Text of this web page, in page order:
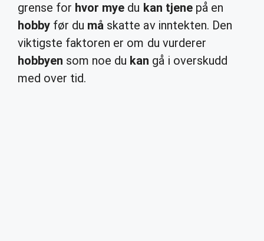
grense for hvor mye du kan tjenepå en
hobby før du må skatte av inntekten. Den
viktigste faktoren er om du vurderer
hobbyen som noe du kan gå i overskudd
med over tid.